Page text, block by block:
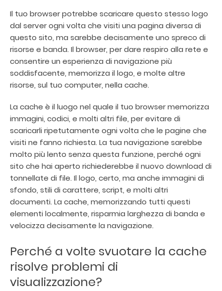
Il tuo browser potrebbe scaricare questo stesso logo
dal server ogni volta che visiti una pagina diversa di
questo sito, ma sarebbe decisamente uno spreco di
risorse e banda. Il browser, per dare respiro alla rete e
consentire un esperienza di navigazione più
soddisfacente, memorizza il logo, e molte altre
risorse, sul tuo computer, nella cache.
La cache è il luogo nel quale il tuo browser memorizza
immagini, codici, e molti altri file, per evitare di
scaricarli ripetutamente ogni volta che le pagine che
visiti ne fanno richiesta. La tua navigazione sarebbe
molto più lento senza questa funzione, perché ogni
sito che hai aperto richiederebbe il nuovo download di
tonnellate di file. Il logo, certo, ma anche immagini di
sfondo, stili di carattere, script, e molti altri
documenti. La cache, memorizzando tutti questi
elementi localmente, risparmia larghezza di banda e
velocizza decisamente la navigazione.
Perché a volte svuotare la cache
risolve problemi di
visualizzazione?